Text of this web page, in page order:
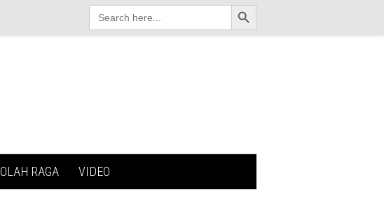
Search
for:
Search Button
OLAH RAGA VIDEO